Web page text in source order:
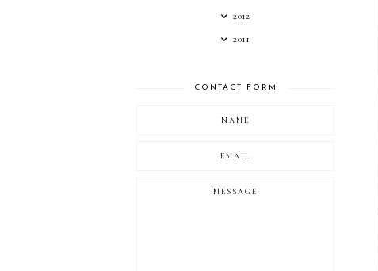
2012
2011
CONTACT FORM